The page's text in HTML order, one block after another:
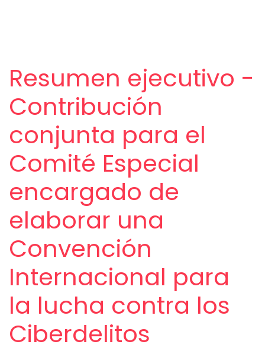
Resumen ejecutivo -
Contribución
conjunta para el
Comité Especial
encargado de
elaborar una
Convención
Internacional para
la lucha contra los
Ciberdelitos